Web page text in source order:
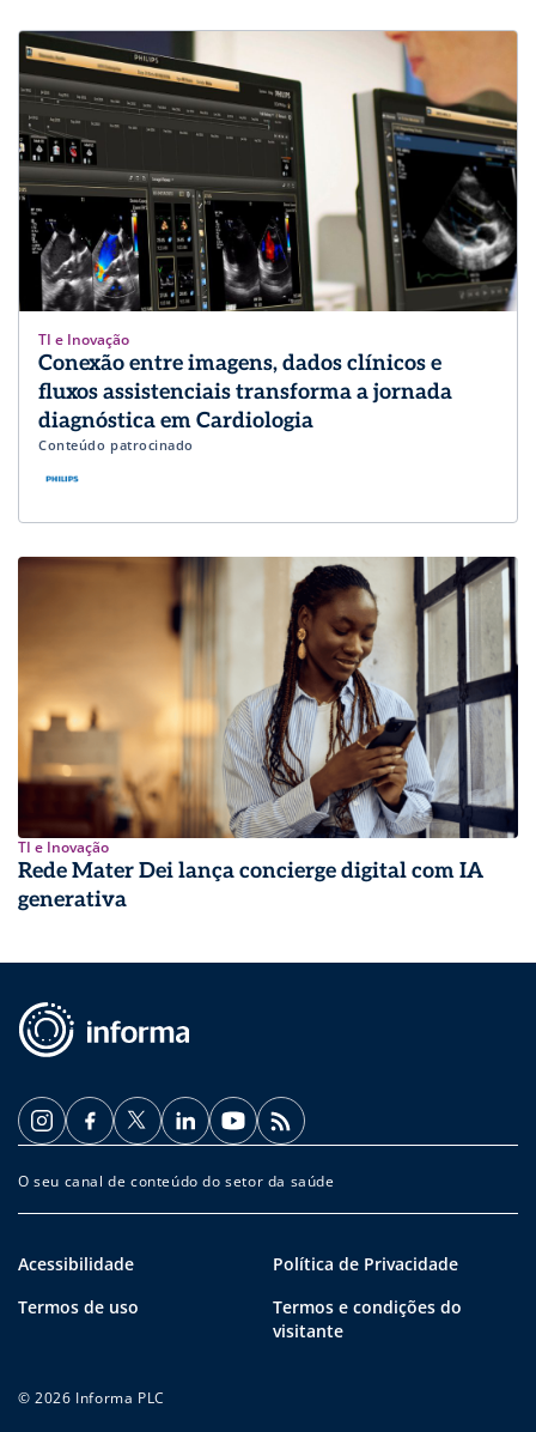
TI e Inovação
Conexão entre imagens, dados clínicos e
fluxos assistenciais transforma a jornada
diagnóstica em Cardiologia
Conteúdo patrocinado
TI e Inovação
Rede Mater Dei lança concierge digital com IA
generativa
O seu canal de conteúdo do setor da saúde
Acessibilidade
Política de Privacidade
Termos de uso
Termos e condições do
visitante
© 2026 Informa PLC